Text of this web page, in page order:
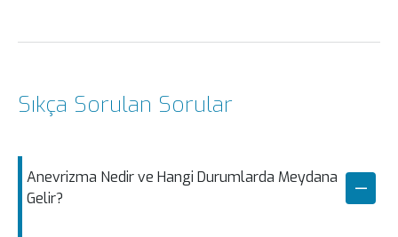
Sıkça Sorulan Sorular
Anevrizma Nedir ve Hangi Durumlarda Meydana
Gelir?